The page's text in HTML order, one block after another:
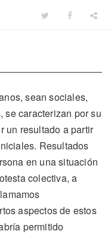
sean sociales,
caracterizan por su
un resultado a partir
Resultados
en una situación
colectiva, a
aspectos de estos
permitido